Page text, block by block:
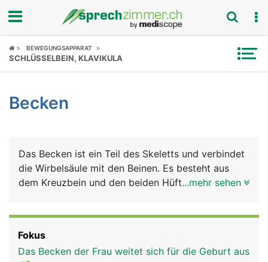
Fokus
Symptome
News
Rubriken
BEWEGUNGSAPPARAT
SCHLÜSSELBEIN, KLAVIKULA
Becken
Das Becken ist ein Teil des Skeletts und verbindet
die Wirbelsäule mit den Beinen. Es besteht aus
dem Kreuzbein und den beiden Hüftbeinen mit
oder Beckengürtel bezeichnet. Über diesen festen
und stabilen Ring wird das Körpergewicht
...mehr sehen
Fokus
Das Becken der Frau weitet sich für die Geburt aus